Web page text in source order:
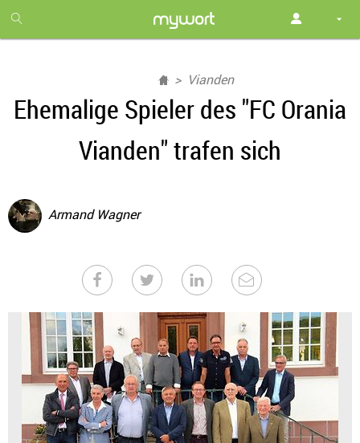
month
free
Vianden
Ehemalige Spieler des "FC Orania
Vianden" trafen sich
Armand Wagner